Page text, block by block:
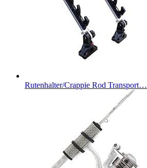
Rutenhalter/Crappie Rod Transport…